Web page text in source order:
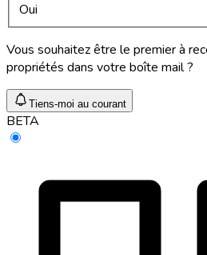
Oui
Vous souhaitez être le premier à
propriétés dans votre boîte mail ?
Tiens-moi au courant
BETA